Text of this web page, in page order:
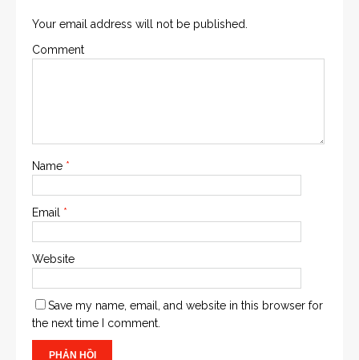
Your email address will not be published.
Comment
Name *
Email *
Website
Save my name, email, and website in this browser for
the next time I comment.